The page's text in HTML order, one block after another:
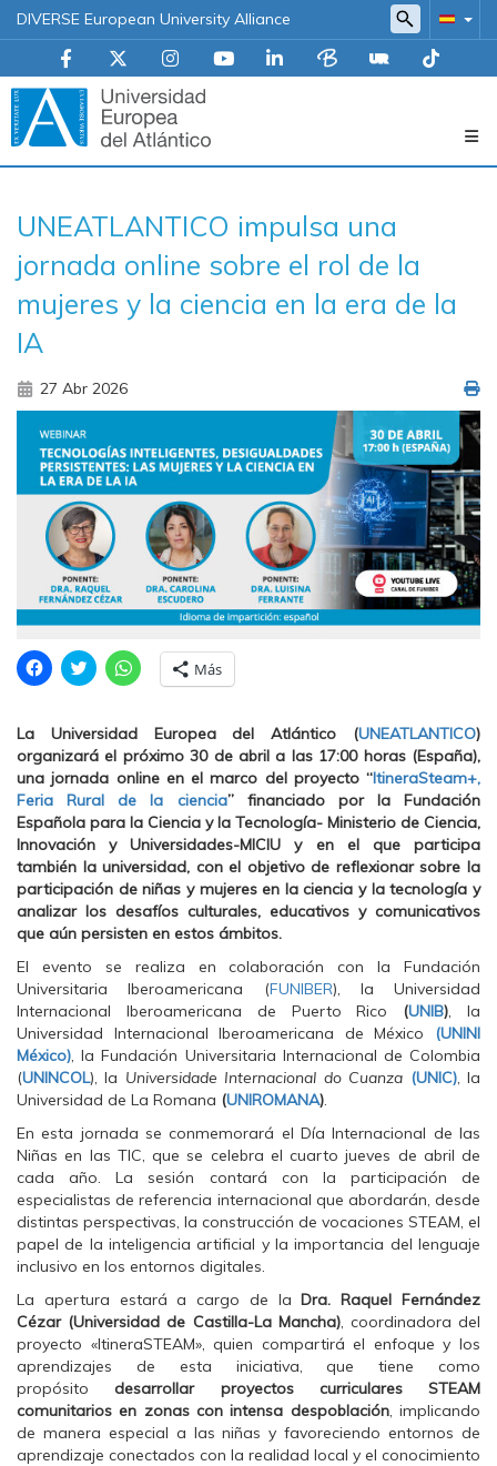
DIVERSE European University Alliance
principal
UNEATLANTICO impulsa una
jornada online sobre el rol de la
mujeres y la ciencia en la era de la
IA
27 Abr 2026
H
a
c
p
a
r
a
c
o
m
p
a
r
t
r
n
F
a
c
b
o
o
k
(
S
e
a
b
e
e
n
u
n
a
v
n
t
a
n
a
n
u
e
v
a
)
H
a
i
c
p
a
r
a
c
o
m
p
a
r
t
r
n
T
w
i
t
e
r
(
S
e
a
b
r
e
n
n
a
v
e
t
a
n
a
n
u
v
a
)
H
a
l
i
c
p
a
r
a
c
o
m
p
a
r
t
r
n
W
h
a
s
A
p
p
S
e
a
b
e
u
n
a
v
n
t
a
n
n
u
e
v
a
)
Más
La Universidad Europea del Atlántico (UNEATLANTICO)
organizará el próximo 30 de abril a las 17:00 horas (España),
una jornada online en el marco del proyecto “ItineraSteam+,
Feria Rural de la ciencia” financiado por la Fundación
Española para la Ciencia y la Tecnología- Ministerio de Ciencia,
Innovación y Universidades-MICIU y en el que participa
también la universidad, con el objetivo de reflexionar sobre la
participación de niñas y mujeres en la ciencia y la tecnología y
analizar los desafíos culturales, educativos y comunicativos
que aún persisten en estos ámbitos.
El evento se realiza en colaboración con la Fundación
Universitaria Iberoamericana (FUNIBER), la Universidad
Internacional Iberoamericana de Puerto Rico (UNIB), la
Universidad Internacional Iberoamericana de México (UNINI
México), la Fundación Universitaria Internacional de Colombia
(UNINCOL), la Universidade Internacional do Cuanza (UNIC), la
Universidad de La Romana (UNIROMANA).
En esta jornada se conmemorará el Día Internacional de las
Niñas en las TIC, que se celebra el cuarto jueves de abril de
cada año. La sesión contará con la participación de
especialistas de referencia internacional que abordarán, desde
distintas perspectivas, la construcción de vocaciones STEAM, el
papel de la inteligencia artificial y la importancia del lenguaje
inclusivo en los entornos digitales.
La apertura estará a cargo de laDra. Raquel Fernández
Cézar (Universidad de Castilla-La Mancha), coordinadora del
proyecto «ItineraSTEAM», quien compartirá el enfoque y los
aprendizajes de esta iniciativa, que tiene como
propósitodesarrollar proyectos curriculares STEAM
comunitarios en zonas con intensa despoblación, implicando
de manera especial a las niñas y favoreciendo entornos de
aprendizaje conectados con la realidad local y el conocimiento